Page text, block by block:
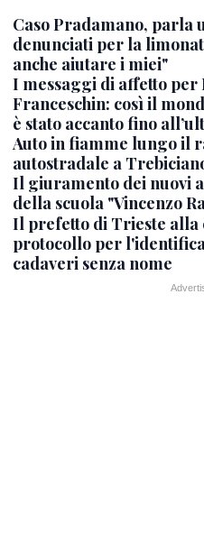
Caso Pradamano, parla
denunciati per la
anche aiutare i miei"
I messaggi di affetto per
Franceschin: così il
è stato accanto fino
Auto in fiamme lungo il
autostradale a
Il giuramento dei nuovi
della scuola "Vincenzo
Il prefetto di Trieste alla
protocollo per
cadaveri senza nome